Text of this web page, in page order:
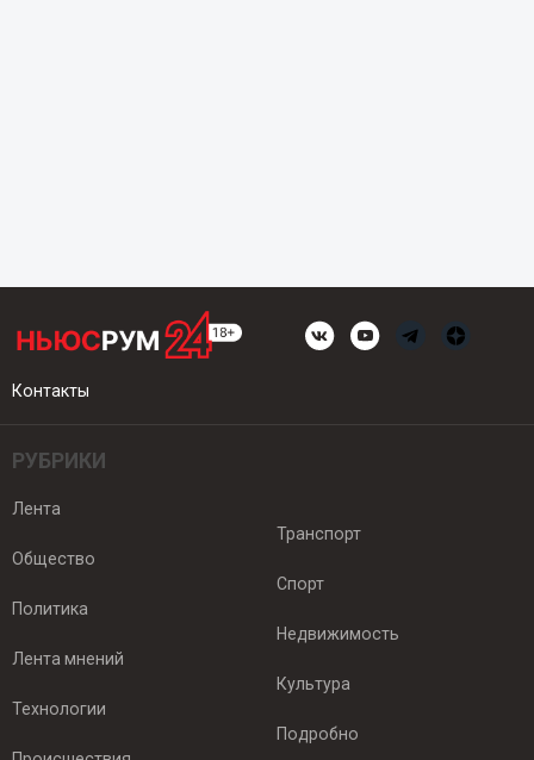
Контакты
РУБРИКИ
Лента
Общество
Политика
Лента мнений
Технологии
Транспорт
Спорт
Недвижимость
Культура
Подробно